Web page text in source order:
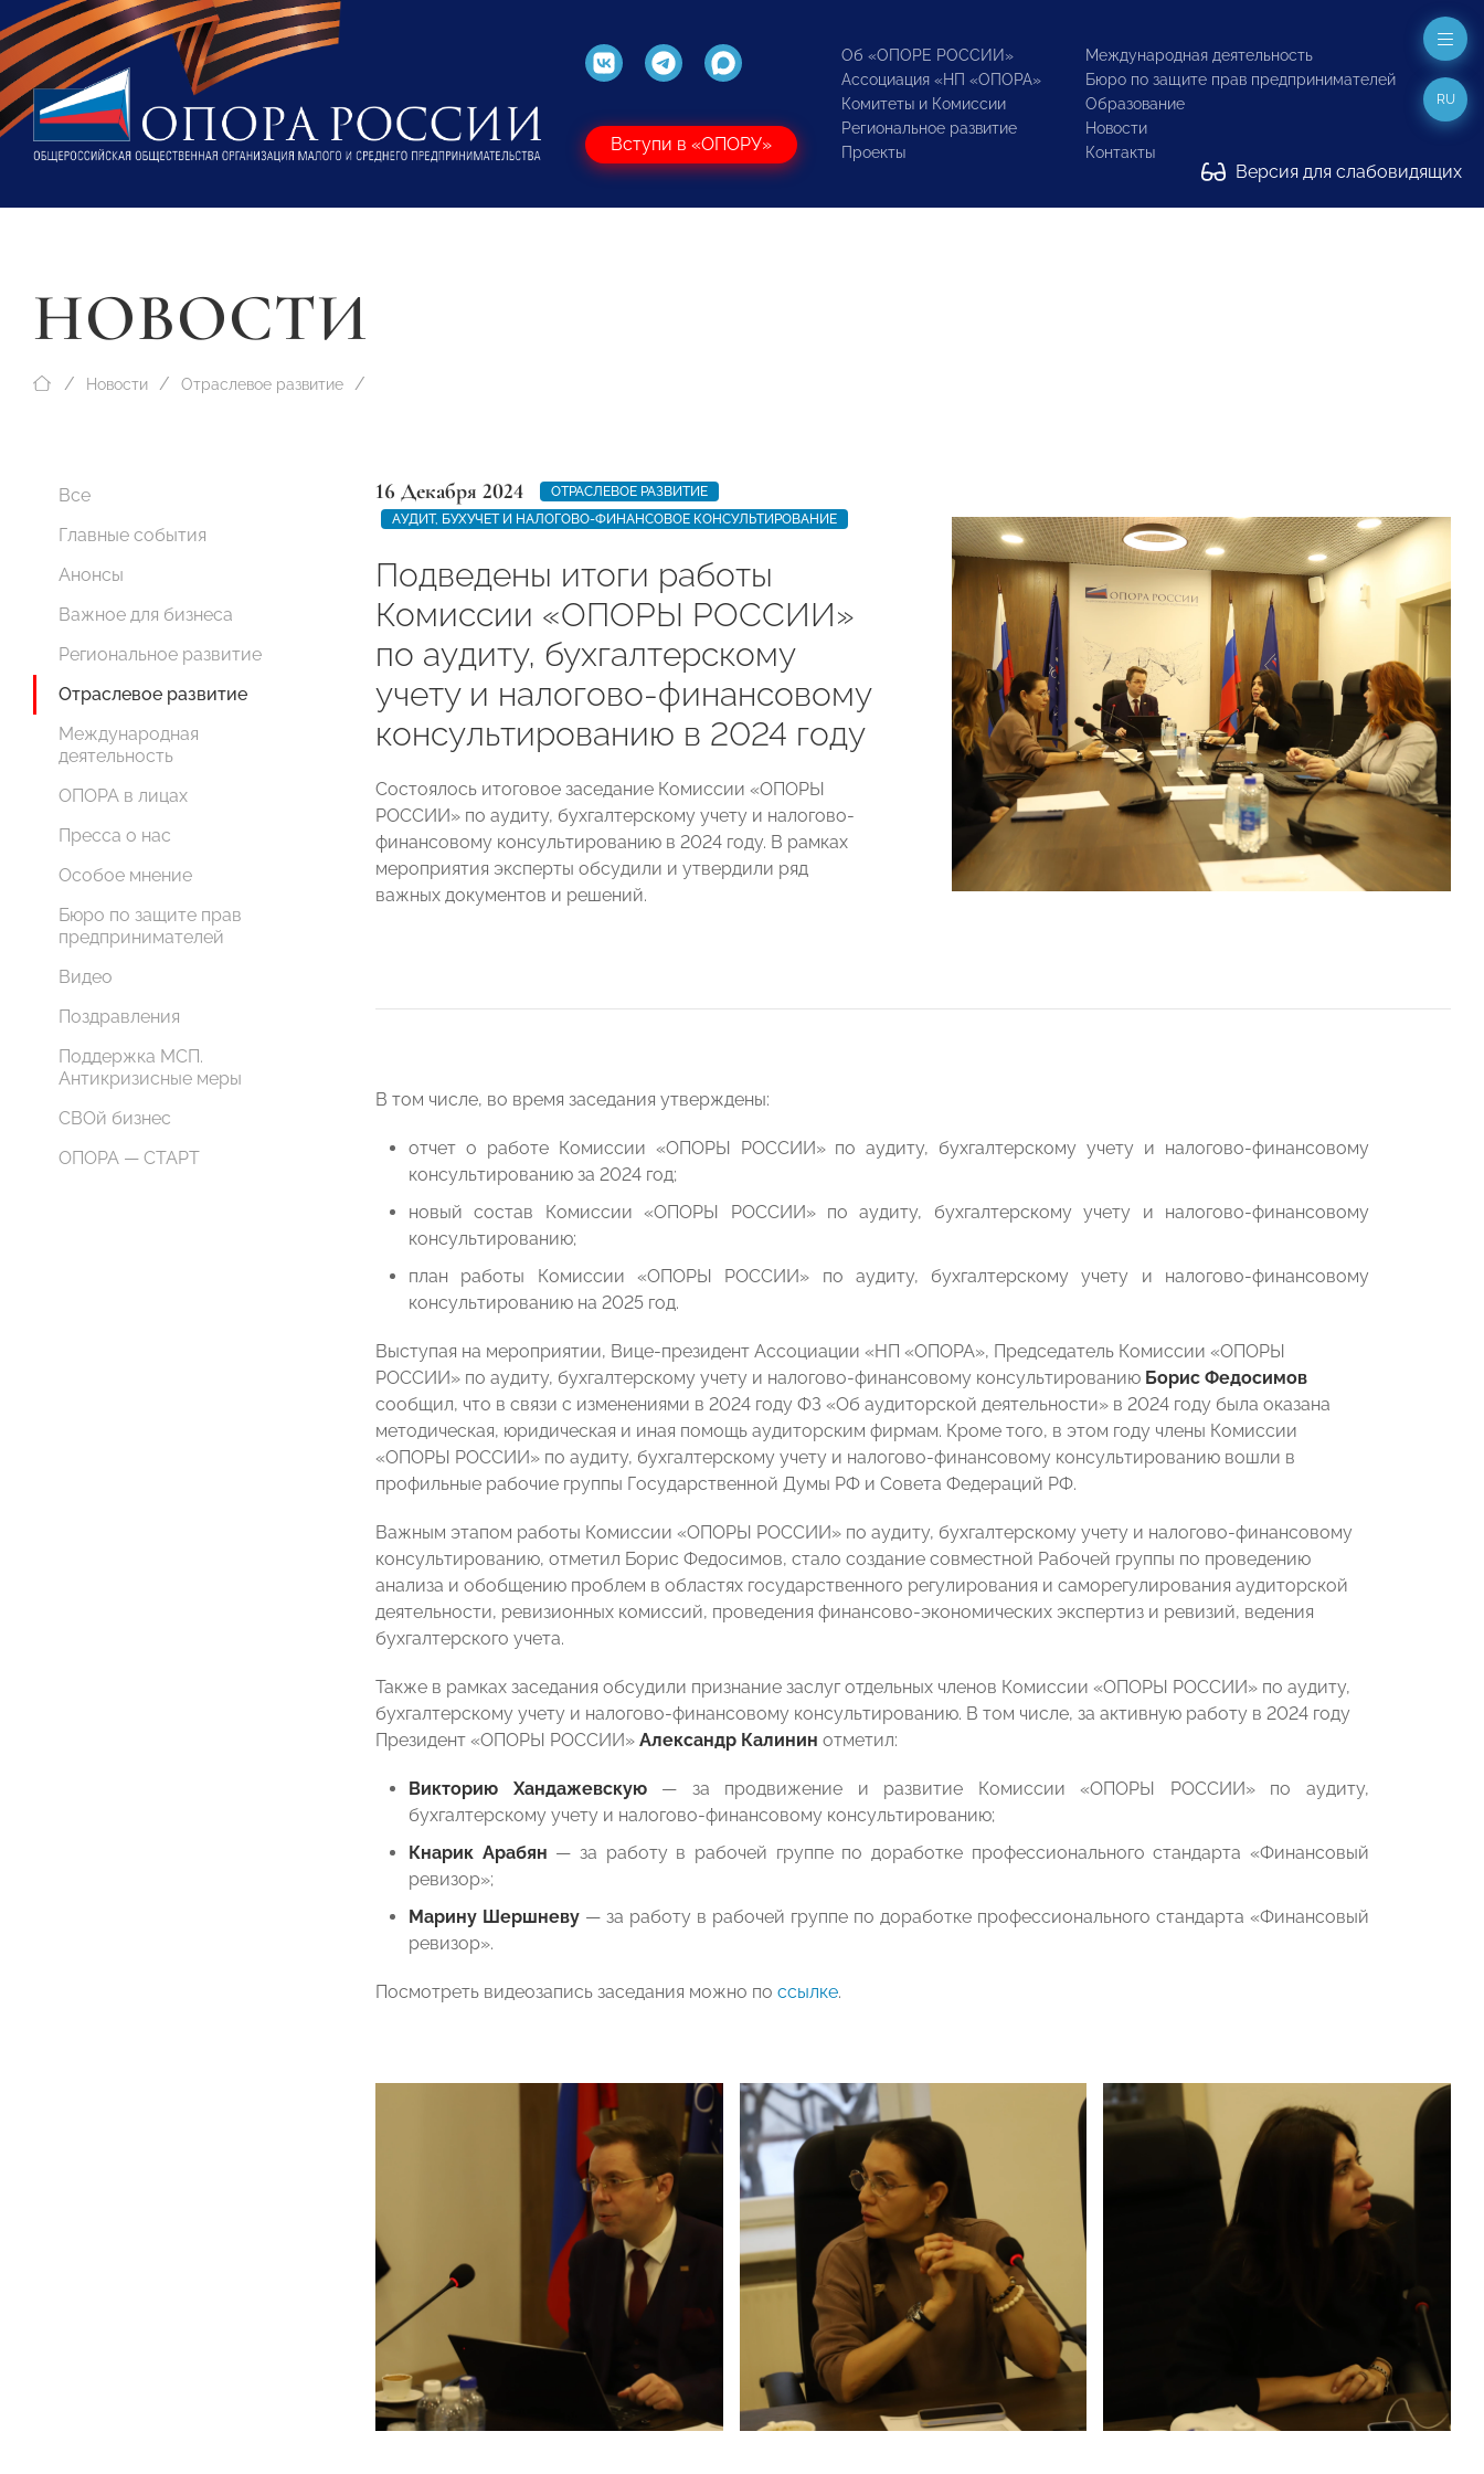
Вступи в «ОПОРУ»
Об «ОПОРЕ РОССИИ»
Ассоциация «НП «ОПОРА»
Комитеты и Комиссии
Региональное развитие
Проекты
Международная деятельность
Бюро по защите прав предпринимателей
Образование
Новости
Контакты
Версия для слабовидящих
RU
НОВОСТИ
Новости Отраслевое развитие
Все
Главные события
Анонсы
Важное для бизнеса
Региональное развитие
Отраслевое развитие
Международная
деятельность
ОПОРА в лицах
Пресса о нас
Особое мнение
Бюро по защите прав
предпринимателей
Видео
Поздравления
Поддержка МСП.
Антикризисные меры
СВОй бизнес
ОПОРА — СТАРТ
16 Декабря 2024
ОТРАСЛЕВОЕ РАЗВИТИЕ
АУДИТ, БУХУЧЕТ И НАЛОГОВО-ФИНАНСОВОЕ КОНСУЛЬТИРОВАНИЕ
Подведены итоги работы
Комиссии «ОПОРЫ РОССИИ»
по аудиту, бухгалтерскому
учету и налогово-финансовому
консультированию в 2024 году
Состоялось итоговое заседание Комиссии «ОПОРЫ
РОССИИ» по аудиту, бухгалтерскому учету и налогово-
финансовому консультированию в 2024 году. В рамках
мероприятия эксперты обсудили и утвердили ряд
важных документов и решений.
В том числе, во время заседания утверждены:
отчет о работе Комиссии «ОПОРЫ РОССИИ» по аудиту, бухгалтерскому учету и налогово-финансовому
консультированию за 2024 год;
новый состав Комиссии «ОПОРЫ РОССИИ» по аудиту, бухгалтерскому учету и налогово-финансовому
консультированию;
план работы Комиссии «ОПОРЫ РОССИИ» по аудиту, бухгалтерскому учету и налогово-финансовому
консультированию на 2025 год.
Выступая на мероприятии, Вице-президент Ассоциации «НП «ОПОРА», Председатель Комиссии «ОПОРЫ
РОССИИ» по аудиту, бухгалтерскому учету и налогово-финансовому консультированию Борис Федосимов
сообщил, что в связи с изменениями в 2024 году ФЗ «Об аудиторской деятельности» в 2024 году была оказана
методическая, юридическая и иная помощь аудиторским фирмам. Кроме того, в этом году члены Комиссии
«ОПОРЫ РОССИИ» по аудиту, бухгалтерскому учету и налогово-финансовому консультированию вошли в
профильные рабочие группы Государственной Думы РФ и Совета Федераций РФ.
Важным этапом работы Комиссии «ОПОРЫ РОССИИ» по аудиту, бухгалтерскому учету и налогово-финансовому
консультированию, отметил Борис Федосимов, стало создание совместной Рабочей группы по проведению
анализа и обобщению проблем в областях государственного регулирования и саморегулирования аудиторской
деятельности, ревизионных комиссий, проведения финансово-экономических экспертиз и ревизий, ведения
бухгалтерского учета.
Также в рамках заседания обсудили признание заслуг отдельных членов Комиссии «ОПОРЫ РОССИИ» по аудиту,
бухгалтерскому учету и налогово-финансовому консультированию. В том числе, за активную работу в 2024 году
Президент «ОПОРЫ РОССИИ» Александр Калинин отметил:
Викторию Хандажевскую— за продвижение и развитие Комиссии «ОПОРЫ РОССИИ» по аудиту,
бухгалтерскому учету и налогово-финансовому консультированию;
Кнарик Арабян — за работу в рабочей группе по доработке профессионального стандарта «Финансовый
ревизор»;
Марину Шершневу — за работу в рабочей группе по доработке профессионального стандарта «Финансовый
ревизор».
Посмотреть видеозапись заседания можно по ссылке.